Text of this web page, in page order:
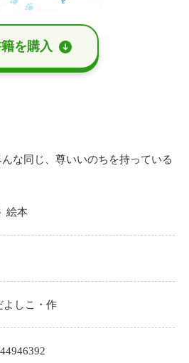
を購⼊
な同じ、尊いいのちを持っている
絵本
しこ ・作